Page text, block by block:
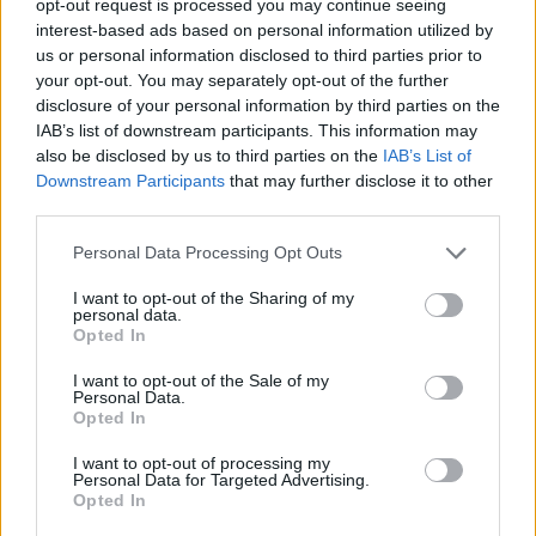
opt-out request is processed you may continue seeing
interest-based ads based on personal information utilized by
us or personal information disclosed to third parties prior to
your opt-out. You may separately opt-out of the further
disclosure of your personal information by third parties on the
IAB’s list of downstream participants. This information may
also be disclosed by us to third parties on the IAB’s List of
Downstream Participants that may further disclose it to other
Personal Data Processing Opt Outs
I want to opt-out of the Sharing of my
personal data.
Opted In
I want to opt-out of the Sale of my
Personal Data.
Opted In
I want to opt-out of processing my
Personal Data for Targeted Advertising.
Opted In
werden:
Beim Hasen habe ich 3 Runden à 9 Spielen und im Shopnur6
Kicker-Chips
Beim Bären habe ich 2 Runden à 9 Spielen und im Shop bereits
9 Bärig-Chips
Ich hatte es bisher so verstanden, dass man nach 3x 9 Spielen
das Grunditem sowie die 7 Upgrades einlösen kann.
Wo ist mein Denkfehler; stehe wohl auf dem Schlauch?
Vielleicht hat noch jemand eine Antwort für mich oder ein Mod
kann freundlicherweise beim Support nachfragen.
Hallo tanto01,
fehlenden Chips Sterntaler eingetauscht hättst. Müsstest
beim Support nachgefragt und warte auf Antwort.
Ball schon mal zwischendurch abgeholt hast.
29 August 2025
tanto01